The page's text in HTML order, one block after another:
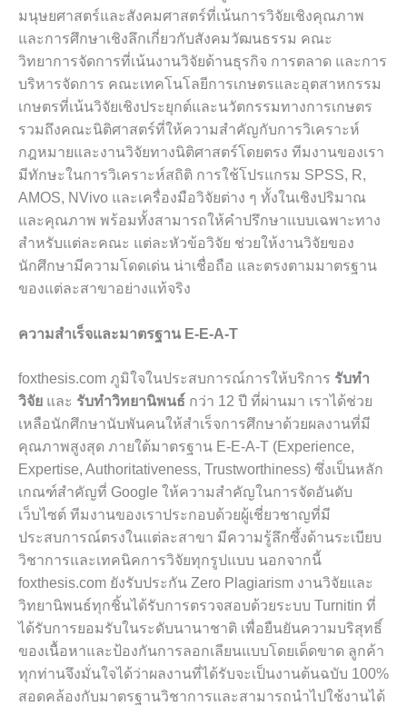
มนุษยศาสตร์และสังคมศาสตร์ที่เน้นการวิจัยเชิงคุณภาพ
และการศึกษาเชิงลึกเกี่ยวกับสังคมวัฒนธรรม คณะ
วิทยาการจัดการที่เน้นงานวิจัยด้านธุรกิจ การตลาด และการ
บริหารจัดการ คณะเทคโนโลยีการเกษตรและอุตสาหกรรม
เกษตรที่เน้นวิจัยเชิงประยุกต์และนวัตกรรมทางการเกษตร
รวมถึงคณะนิติศาสตร์ที่ให้ความสำคัญกับการวิเคราะห์
กฎหมายและงานวิจัยทางนิติศาสตร์โดยตรง ทีมงานของเรา
มีทักษะในการวิเคราะห์สถิติ การใช้โปรแกรม SPSS, R,
AMOS, NVivo และเครื่องมือวิจัยต่าง ๆ ทั้งในเชิงปริมาณ
และคุณภาพ พร้อมทั้งสามารถให้คำปรึกษาแบบเฉพาะทาง
สำหรับแต่ละคณะ แต่ละหัวข้อวิจัย ช่วยให้งานวิจัยของ
นักศึกษามีความโดดเด่น น่าเชื่อถือ และตรงตามมาตรฐาน
ของแต่ละสาขาอย่างแท้จริง
ความสำเร็จและมาตรฐาน E-E-A-T
foxthesis.com ภูมิใจในประสบการณ์การให้บริการ รับทำ
วิจัย และ รับทำวิทยานิพนธ์ กว่า 12 ปี ที่ผ่านมา เราได้ช่วย
เหลือนักศึกษานับพันคนให้สำเร็จการศึกษาด้วยผลงานที่มี
คุณภาพสูงสุด ภายใต้มาตรฐาน E-E-A-T (Experience,
Expertise, Authoritativeness, Trustworthiness) ซึ่งเป็นหลัก
เกณฑ์สำคัญที่ Google ให้ความสำคัญในการจัดอันดับ
เว็บไซต์ ทีมงานของเราประกอบด้วยผู้เชี่ยวชาญที่มี
ประสบการณ์ตรงในแต่ละสาขา มีความรู้ลึกซึ้งด้านระเบียบ
วิชาการและเทคนิคการวิจัยทุกรูปแบบ นอกจากนี้
foxthesis.com ยังรับประกัน Zero Plagiarism งานวิจัยและ
วิทยานิพนธ์ทุกชิ้นได้รับการตรวจสอบด้วยระบบ Turnitin ที่
ได้รับการยอมรับในระดับนานาชาติ เพื่อยืนยันความบริสุทธิ์
ของเนื้อหาและป้องกันการลอกเลียนแบบโดยเด็ดขาด ลูกค้า
ทุกท่านจึงมั่นใจได้ว่าผลงานที่ได้รับจะเป็นงานต้นฉบับ 100%
สอดคล้องกับมาตรฐานวิชาการและสามารถนำไปใช้งานได้